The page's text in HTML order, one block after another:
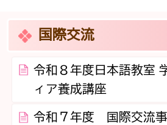
国際交流
令和８年度日本語教室
ィア養成講座
令和７年度 国際交流